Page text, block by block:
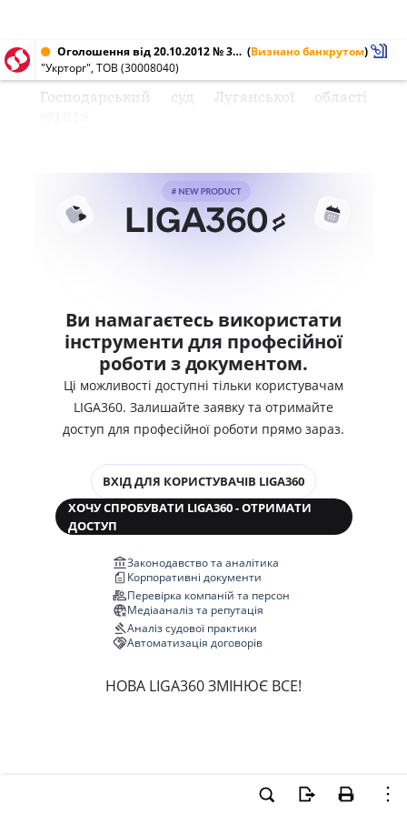
Оголошення від 20.10.2012 № 30008040 (Визнано банкрутом)
"Укрторг", ТОВ (30008040)
Господарський суд Луганської області
Ви намагаєтесь використати
інструменти для професійної
роботи з документом.
Ці можливості доступні тільки користувачам
LIGA360. Залишайте заявку та отримайте
доступ для професійної роботи прямо зараз.
ВХІД ДЛЯ КОРИСТУВАЧІВ LIGA360
ХОЧУ СПРОБУВАТИ LIGA360 - ОТРИМАТИ
ДОСТУП
Законодавство та аналітика
Корпоративні документи
Перевірка компаній та персон
Медіааналіз та репутація
Аналіз судової практики
Автоматизація договорів
НОВА LIGA360 ЗМІНЮЄ ВСЕ!